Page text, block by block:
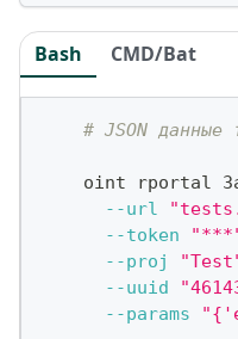
Bash CMD/Bat
# JSON
oint rportal
--url
--token
--proj
--uuid
--params